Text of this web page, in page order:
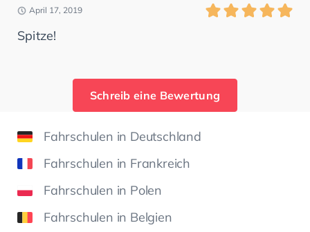
April 17, 2019
Spitze!
Schreib eine Bewertung
Fahrschulen in Deutschland
Fahrschulen in Frankreich
Fahrschulen in Polen
Fahrschulen in Belgien